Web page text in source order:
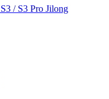
/ S3 Pro Jilong